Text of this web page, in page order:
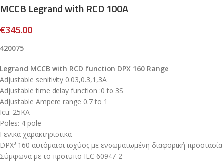
MCCB Legrand with RCD 100A
€345.00
420075
Legrand MCCB with RCD function DPX 160 Range
Adjustable senitivity 0.03,0.3,1,3A
Adjustable time delay function :0 to 3S
Adjustable Ampere range 0.7 to 1
Icu: 25KA
Poles: 4 pole
Γενικά χαρακτηριστικά
DPX³ 160 αυτόματοι ισχύος με ενσωματωμένη διαφορική προστασία
Σύμφωνα με το προτυπο IEC 60947-2